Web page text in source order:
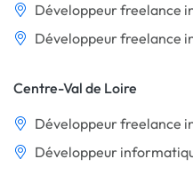
Développeur freelance
Développeur freelance
Centre-Val de Loire
Développeur freelance
Développeur